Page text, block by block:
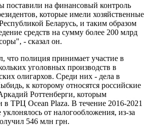
поставили на финансовый контроль
которые имели хозяйственные
Беларусь, и таким образом
средств на сумму более 200 млрд
- сказал он.
что полиция принимает участие в
уголовных производств в
олигархов. Среди них - дела в
к которому относятся российские
Роттенберги, которым
в ТРЦ Ocean Plaza. В течение 2016-2021
уклонялось от налогообложения, из-за
546 млн грн.